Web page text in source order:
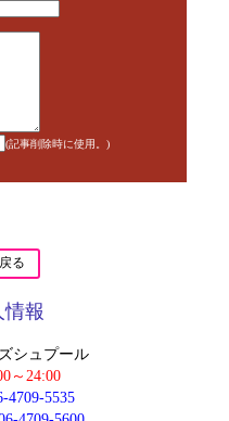
(記事削除時に使用。)
る
報
シュプール
～24:00
4709-5535